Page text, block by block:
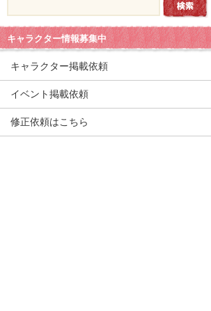
キャラクター情報募集中
キャラクター掲載依頼
イベント掲載依頼
修正依頼はこちら